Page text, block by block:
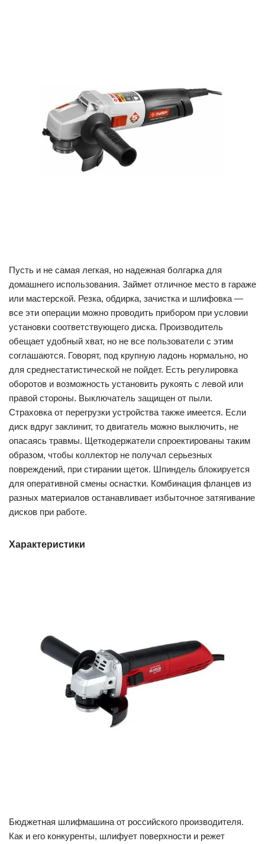
Пусть и не самая легкая, но надежная болгарка для
домашнего использования. Займет отличное место в гараже
или мастерской. Резка, обдирка, зачистка и шлифовка —
все эти операции можно проводить прибором при условии
установки соответствующего диска. Производитель
обещает удобный хват, но не все пользователи с этим
соглашаются. Говорят, под крупную ладонь нормально, но
для среднестатистической не пойдет. Есть регулировка
оборотов и возможность установить рукоять с левой или
правой стороны. Выключатель защищен от пыли.
Страховка от перегрузки устройства также имеется. Если
диск вдруг заклинит, то двигатель можно выключить, не
опасаясь травмы. Щеткодержатели спроектированы таким
образом, чтобы коллектор не получал серьезных
повреждений, при стирании щеток. Шпиндель блокируется
для оперативной смены оснастки. Комбинация фланцев из
разных материалов останавливает избыточное затягивание
дисков при работе.
Характеристики
Бюджетная шлифмашина от российского производителя.
Как и его конкуренты, шлифует поверхности и режет